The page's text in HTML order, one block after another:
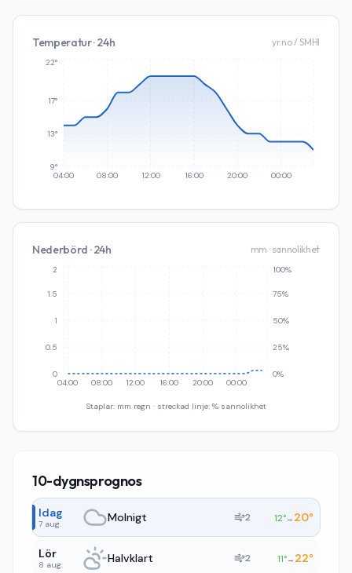
Temperatur · 24h yr.no / SMHI
04:00 08:00 12:00 16:00 20:00 00:00
9°
13°
17°
22°
Nederbörd · 24h mm · sannolikhet
04:00 08:00 12:00 16:00 20:00 00:00
0
0.5
1
1.5
2
0%
25%
50%
75%
100%
Staplar: mm regn · streckad linje: % sannolikhet
10-dygnsprognos
Idag
7 aug. Molnigt 2 12°→ 20°
Lör
8 aug. Halvklart 2 11°→ 22°